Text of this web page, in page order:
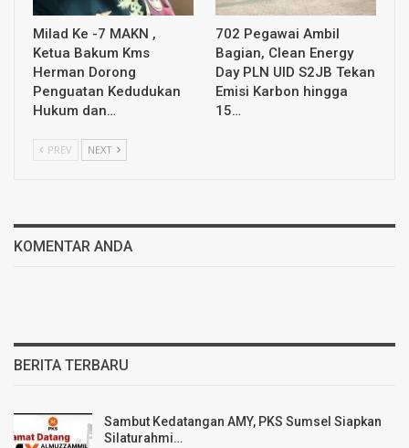
Milad Ke -7 MAKN ,
Ketua Bakum Kms
Herman Dorong
Penguatan Kedudukan
Hukum dan…
702 Pegawai Ambil
Bagian, Clean Energy
Day PLN UID S2JB Tekan
Emisi Karbon hingga
15…
PREV NEXT
KOMENTAR ANDA
BERITA TERBARU
Sambut Kedatangan AMY, PKS Sumsel Siapkan
Silaturahmi…